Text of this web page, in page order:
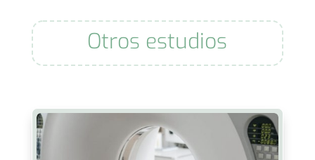
Otros estudios